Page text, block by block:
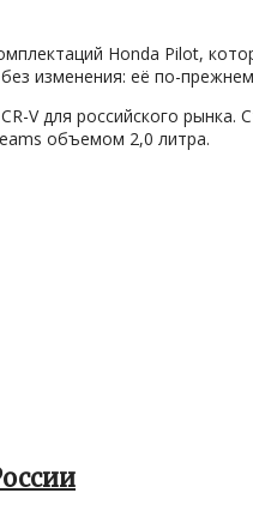
Honda Pilot,
изменения: её по-
V для российского
объемом 2,0 литра.